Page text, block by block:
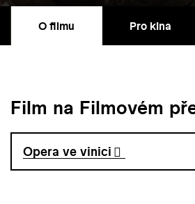
O filmu Pro kina
Film na Filmovém
Opera ve vinici